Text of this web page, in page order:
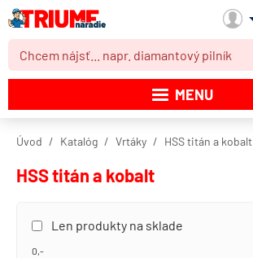
MENU
Výpredaj
Úvod Katalóg Vrtáky HSS titán a kobalt
HSS titán a kobalt
Len produkty na sklade
0,-